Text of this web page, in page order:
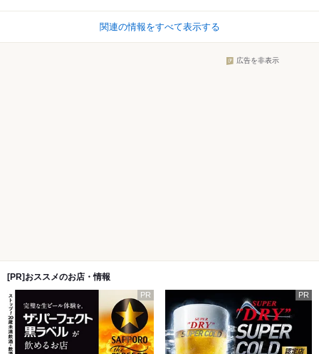
関連の情報をすべて表示する
広告を非表示
[PR]おススメのお店・情報
PR PR